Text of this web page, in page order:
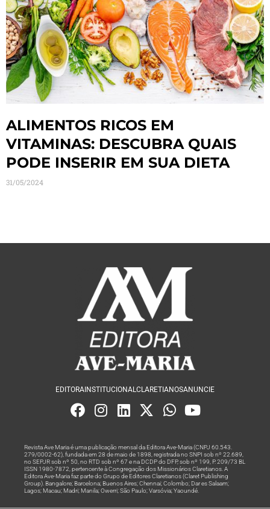
ALIMENTOS RICOS EM
VITAMINAS: DESCUBRA QUAIS
PODE INSERIR EM SUA DIETA
31/05/2024
EDITORAINSTITUCIONAL CLARETIANOSANUNCIE
Revista Ave Maria é uma publicação mensal da Editora Ave-Maria (CNPJ 60.543.
279/0002-62), fundada em 28 de maio de 1898, registrada no SNPI sob nº 22.689,
no SEPJR sob nº 50, no RTD sob nº 67 e na DCDP do DFP, sob nº 199, P. 209/73 BL
ISSN 1980-7872, pertencente à Congregação dos Missionários Claretianos. A
Editora Ave-Maria faz parte do Grupo de Editores Claretianos (Claret Publishing
Group). Bangalore; Barcelona; Buenos Aires; Chennai; Colombo; Dar es Salaam;
Lagos; Macau; Madri; Manila; Owerri; São Paulo; Varsóvia; Yaoundé.